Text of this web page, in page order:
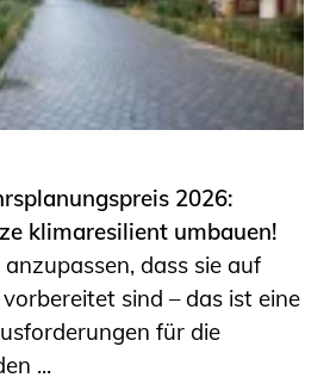
2026:
klimaresilient umbauen!
dass sie auf
sind – das ist eine
für die
...